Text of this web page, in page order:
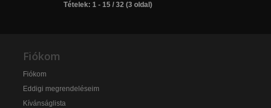
Tételek: 1 - 15 / 32 (3 oldal)
Fiókom
Fiókom
Eddigi megrendeléseim
Kívánságlista